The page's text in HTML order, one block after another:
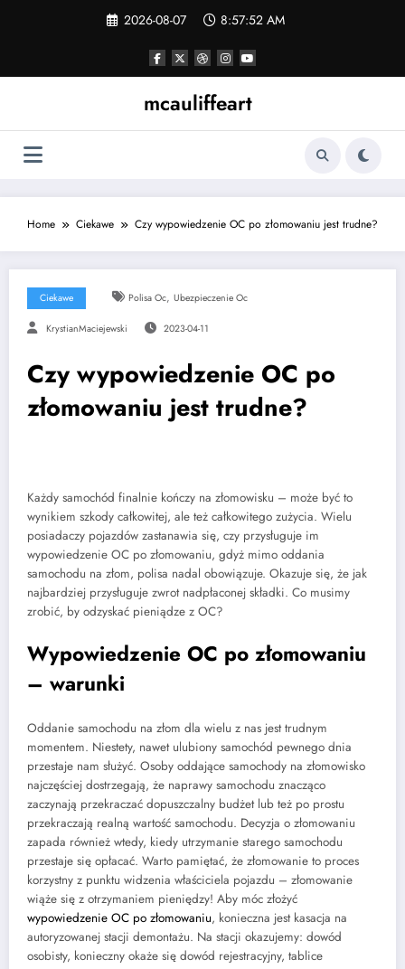
2026-08-07 8:57:53 AM
mcauliffeart
Home Ciekawe Czy wypowiedzenie OC po złomowaniu jest trudne?
Ciekawe Polisa Oc, Ubezpieczenie Oc
KrystianMaciejewski 2023-04-11
Czy wypowiedzenie OC po
złomowaniu jest trudne?
Każdy samochód finalnie kończy na złomowisku – może być to
wynikiem szkody całkowitej, ale też całkowitego zużycia. Wielu
posiadaczy pojazdów zastanawia się, czy przysługuje im
wypowiedzenie OC po złomowaniu, gdyż mimo oddania
samochodu na złom, polisa nadal obowiązuje. Okazuje się, że jak
najbardziej przysługuje zwrot nadpłaconej składki. Co musimy
zrobić, by odzyskać pieniądze z OC?
Wypowiedzenie OC po złomowaniu
– warunki
Oddanie samochodu na złom dla wielu z nas jest trudnym
momentem. Niestety, nawet ulubiony samochód pewnego dnia
przestaje nam służyć. Osoby oddające samochody na złomowisko
najczęściej dostrzegają, że naprawy samochodu znacząco
zaczynają przekraczać dopuszczalny budżet lub też po prostu
przekraczają realną wartość samochodu. Decyzja o złomowaniu
zapada również wtedy, kiedy utrzymanie starego samochodu
przestaje się opłacać. Warto pamiętać, że złomowanie to proces
korzystny z punktu widzenia właściciela pojazdu – złomowanie
wiąże się z otrzymaniem pieniędzy! Aby móc złożyć
wypowiedzenie OC po złomowaniu, konieczna jest kasacja na
autoryzowanej stacji demontażu. Na stacji okazujemy: dowód
osobisty, konieczny okaże się dowód rejestracyjny, tablice